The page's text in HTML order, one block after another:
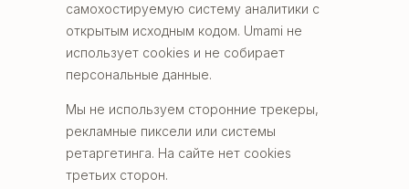
самохостируемую систему аналитики с
открытым исходным кодом. Umami не
использует cookies и не собирает
персональные данные.
Мы не используем сторонние трекеры,
рекламные пиксели или системы
ретаргетинга. На сайте нет cookies
третьих сторон.